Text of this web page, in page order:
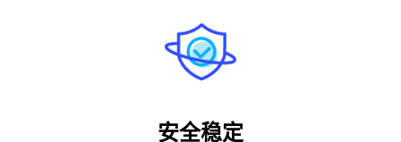
安全稳定